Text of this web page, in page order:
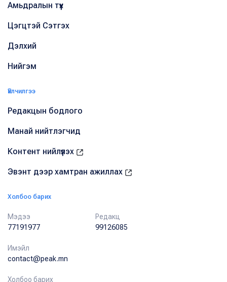
Амьдралын түүх
Цэгцтэй Сэтгэх
Дэлхий
Нийгэм
Үйлчилгээ
Редакцын бодлого
Манай нийтлэгчид
Контент нийлүүлэх
Эвэнт дээр хамтран ажиллах
Холбоо барих
Мэдээ
77191977
Редакц
99126085
Имэйл
contact@peak.mn
Холбоо барих